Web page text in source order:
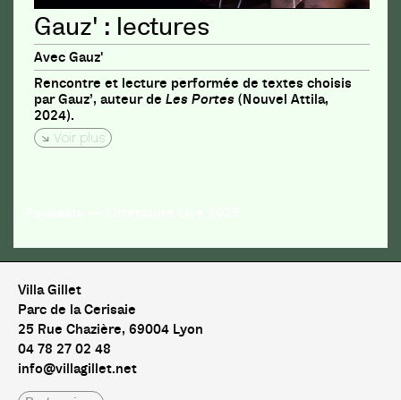
Gauz' : lectures
Avec Gauz'
Rencontre et lecture performée de textes choisis
par Gauz’, auteur de Les Portes (Nouvel Attila,
2024).
Voir plus
Villa Gillet
Parc de la Cerisaie
25 Rue Chazière, 69004 Lyon
04 78 27 02 48
info@villagillet.net